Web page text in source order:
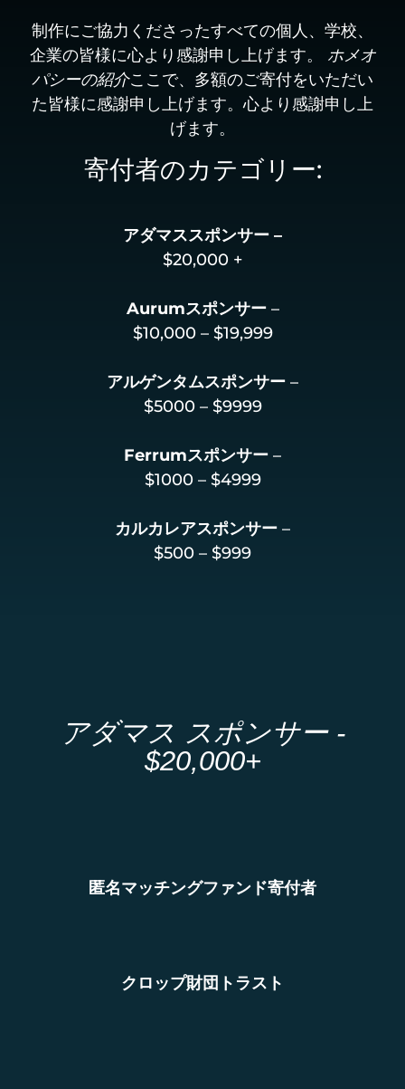
制作にご協力くださったすべての個人、学校、
企業の皆様に心より感謝申し上げます。
ホメオ
パシーの紹介ここで、多額のご寄付をいただい
た皆様に感謝申し上げます。心より感謝申し上
げます。
寄付者のカテゴリー:
アダマススポンサー –
$20,000 +
Aurumスポンサー –
$10,000 – $19,999
アルゲンタムスポンサー –
$5000 – $9999
Ferrumスポンサー –
$1000 – $4999
カルカレアスポンサー –
$500 – $999
アダマス スポンサー -
$20,000+
匿名マッチングファンド寄付者
クロップ財団トラスト